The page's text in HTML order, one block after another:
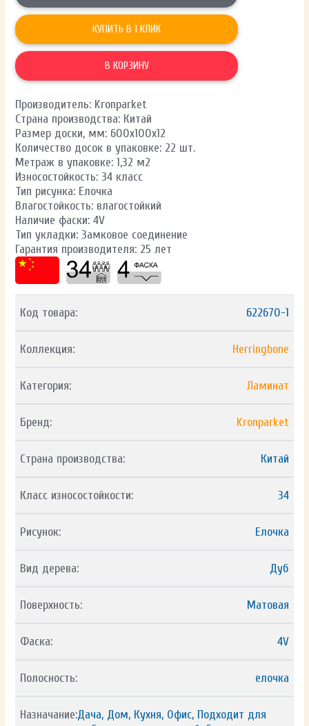
КУПИТЬ В 1 КЛИК
В КОРЗИНУ
Производитель: Kronparket
Страна производства: Китай
Размер доски, мм: 600х100х12
Количество досок в упаковке: 22 шт.
Метраж в упаковке: 1,32 м2
Износостойкость: 34 класс
Тип рисунка: Елочка
Влагостойкость: влагостойкий
Наличие фаски: 4V
Тип укладки: Замковое соединение
Гарантия производителя: 25 лет
Код товара: 622670-1
Коллекция: Herringbone
Категория: Ламинат
Бренд: Kronparket
Страна производства: Китай
Класс износостойкости: 34
Рисунок: Елочка
Вид дерева: Дуб
Поверхность: Матовая
Фаска: 4V
Полосность: елочка
Назначание:Дача, Дом, Кухня, Офис, Подходит для